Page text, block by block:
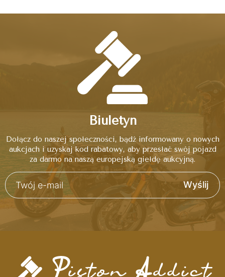
Biuletyn
Dołącz do naszej społeczności, bądź informowany o nowych
aukcjach i uzyskaj kod rabatowy, aby przesłać swój pojazd
za darmo na naszą europejską giełdę aukcyjną.
Wyślij